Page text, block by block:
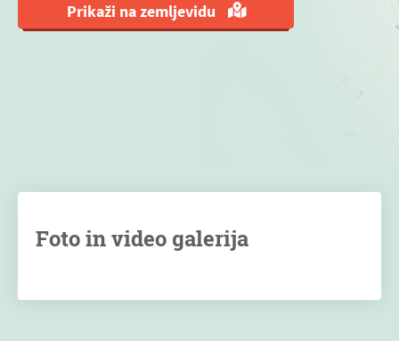
Prikaži na zemljevidu
Foto in video galerija